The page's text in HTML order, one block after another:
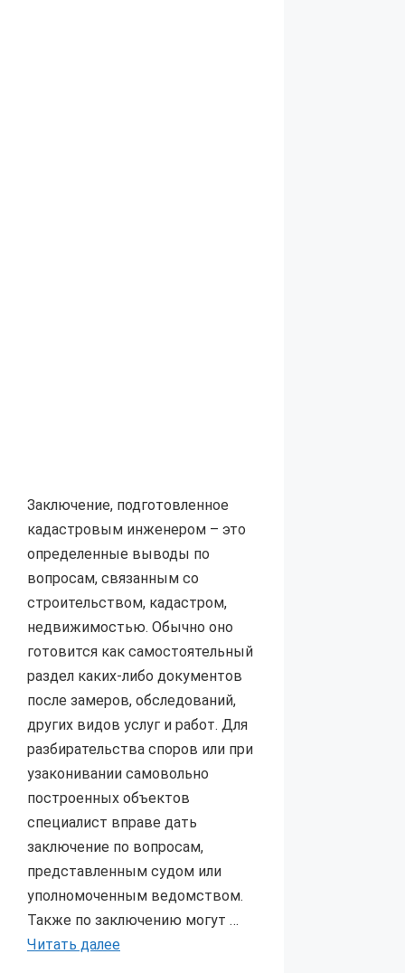
Заключение, подготовленное
кадастровым инженером – это
определенные выводы по
вопросам, связанным со
строительством, кадастром,
недвижимостью. Обычно оно
готовится как самостоятельный
раздел каких-либо документов
после замеров, обследований,
других видов услуг и работ. Для
разбирательства споров или при
узаконивании самовольно
построенных объектов
специалист вправе дать
заключение по вопросам,
представленным судом или
уполномоченным ведомством.
Также по заключению могут …
Читать далее